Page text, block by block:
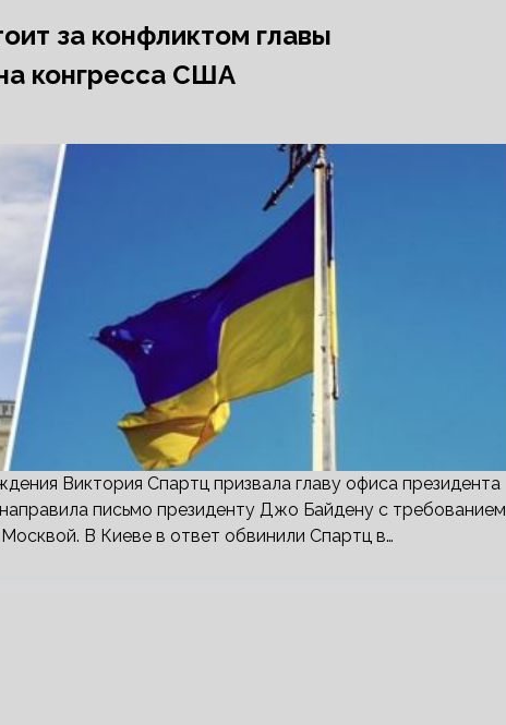
за конфликтом главы
конгресса США
Виктория Спартц призвала главу офиса президента
письмо президенту Джо Байдену с требованием
В Киеве в ответ обвинили Спартц в…